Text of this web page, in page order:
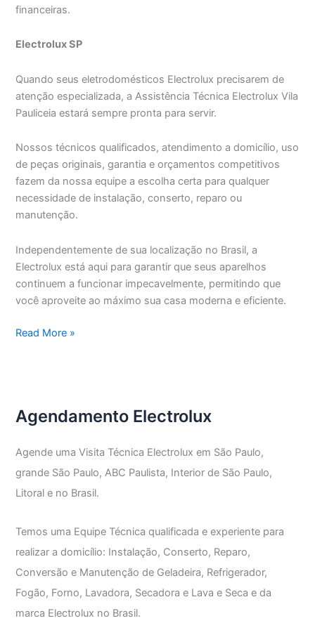
financeiras.
Electrolux SP
Quando seus eletrodomésticos Electrolux precisarem de
atenção especializada, a Assistência Técnica Electrolux Vila
Pauliceia estará sempre pronta para servir.
Nossos técnicos qualificados, atendimento a domicílio, uso
de peças originais, garantia e orçamentos competitivos
fazem da nossa equipe a escolha certa para qualquer
necessidade de instalação, conserto, reparo ou
manutenção.
Independentemente de sua localização no Brasil, a
Electrolux está aqui para garantir que seus aparelhos
continuem a funcionar impecavelmente, permitindo que
você aproveite ao máximo sua casa moderna e eficiente.
Assistência
Read More »
Agendamento Electrolux
Agende uma Visita Técnica Electrolux em São Paulo,
grande São Paulo, ABC Paulista, Interior de São Paulo,
Litoral e no Brasil.
Temos uma Equipe Técnica qualificada e experiente para
realizar a domicílio: Instalação, Conserto, Reparo,
Conversão e Manutenção de Geladeira, Refrigerador,
Fogão, Forno, Lavadora, Secadora e Lava e Seca e da
marca Electrolux no Brasil.